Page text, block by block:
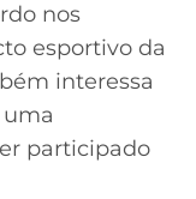
nos
esportivo da
interessa
participado